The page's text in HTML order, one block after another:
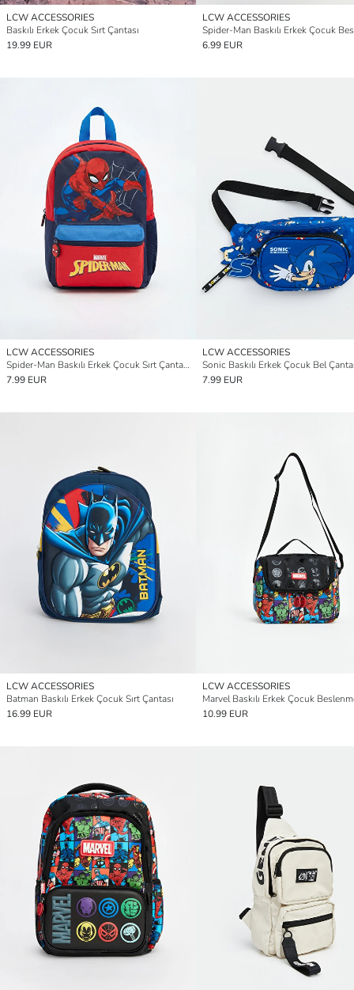
LCW ACCESSORIES
Baskılı Erkek Çocuk Sırt Çantası
19.99 EUR
LCW ACCESSORIES
6.99 EUR
LCW ACCESSORIES
Spider-Man Baskılı Erkek Çocuk Sırt Çantası
7.99 EUR
LCW ACCESSORIES
Sonic Baskılı Erkek Çocuk Bel
7.99 EUR
LCW ACCESSORIES
Batman Baskılı Erkek Çocuk Sırt Çantası
16.99 EUR
LCW ACCESSORIES
10.99 EUR